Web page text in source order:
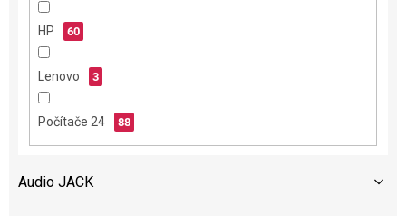
HP 60
Lenovo 3
Počítače 24 88
Audio JACK